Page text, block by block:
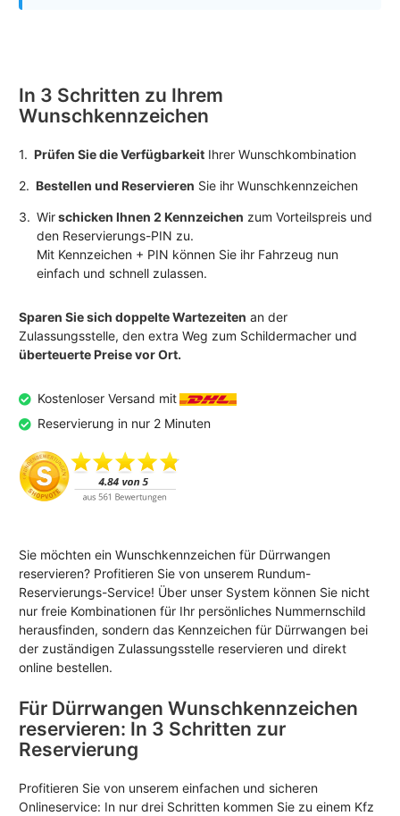
In 3 Schritten zu Ihrem
Wunschkennzeichen
1. Prüfen Sie die Verfügbarkeit Ihrer Wunschkombination
2. Bestellen und Reservieren Sie ihr Wunschkennzeichen
3. Wirschicken Ihnen 2 Kennzeichen zum Vorteilspreis und
den Reservierungs-PIN zu.
Mit Kennzeichen + PIN können Sie ihr Fahrzeug nun
einfach und schnell zulassen.
Sparen Sie sich doppelte Wartezeiten an der
Zulassungsstelle, den extra Weg zum Schildermacher und
überteuerte Preise vor Ort.
Kostenloser Versand mit
Reservierung in nur 2 Minuten
Sie möchten ein Wunschkennzeichen für Dürrwangen
reservieren? Profitieren Sie von unserem Rundum-
Reservierungs-Service! Über unser System können Sie nicht
nur freie Kombinationen für Ihr persönliches Nummernschild
herausfinden, sondern das Kennzeichen für Dürrwangen bei
der zuständigen Zulassungsstelle reservieren und direkt
online bestellen.
Für Dürrwangen Wunschkennzeichen
reservieren: In 3 Schritten zur
Reservierung
Profitieren Sie von unserem einfachen und sicheren
Onlineservice: In nur drei Schritten kommen Sie zu einem Kfz